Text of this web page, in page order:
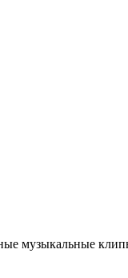
музыкальные